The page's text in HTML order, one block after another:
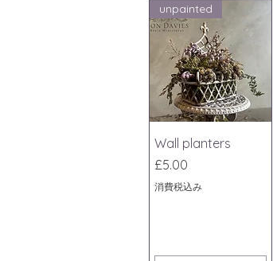
クイックビュー
unpainted
Wall planters
価格
£5.00
消費税込み